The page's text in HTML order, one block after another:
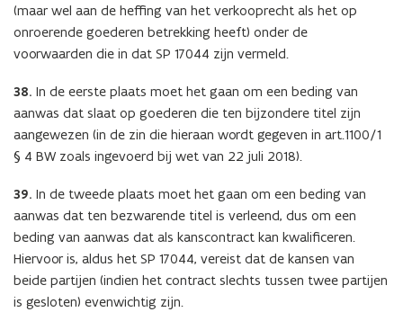
(maar wel aan de heffing van het verkooprecht als het op
onroerende goederen betrekking heeft) onder de
voorwaarden die in dat SP 17044 zijn vermeld.
38. In de eerste plaats moet het gaan om een beding van
aanwas dat slaat op goederen die ten bijzondere titel zijn
aangewezen (in de zin die hieraan wordt gegeven in art.1100/1
§ 4 BW zoals ingevoerd bij wet van 22 juli 2018).
39. In de tweede plaats moet het gaan om een beding van
aanwas dat ten bezwarende titel is verleend, dus om een
beding van aanwas dat als kanscontract kan kwalificeren.
Hiervoor is, aldus het SP 17044, vereist dat de kansen van
beide partijen (indien het contract slechts tussen twee partijen
is gesloten) evenwichtig zijn.